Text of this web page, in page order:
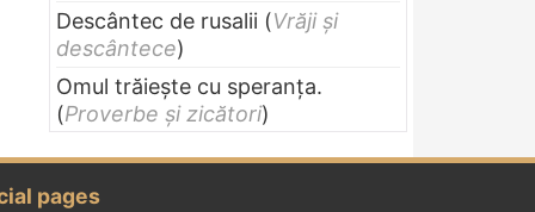
Descântec de rusalii (Vrăji și
descântece)
Omul trăieşte cu speranţa.
(Proverbe și zicători)
pages